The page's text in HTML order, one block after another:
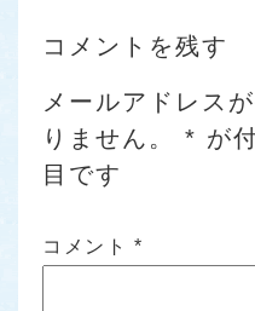
コメントを残す
メールアドレス
りません。
* が
目です
コメント *